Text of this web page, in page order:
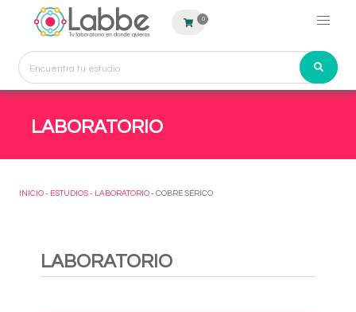
0
LABORATORIO
INICIO - ESTUDIOS - LABORATORIO - COBRE SÉRICO
LABORATORIO